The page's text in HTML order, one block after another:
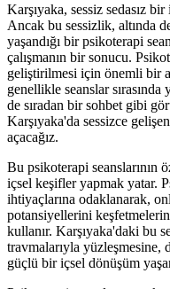
Karşıyaka, sessiz sedasız
Ancak bu sessizlik, altında
yaşandığı bir psikoterapi
çalışmanın bir sonucu.
geliştirilmesi için önemli bir
genellikle seanslar sırasında
de sıradan bir sohbet gibi
Karşıyaka'da sessizce
açacağız.
Bu psikoterapi seanslarının
içsel keşifler yapmak yatar.
ihtiyaçlarına odaklanarak,
potansiyellerini
kullanır. Karşıyaka'daki bu
travmalarıyla yüzleşmesine,
güçlü bir içsel dönüşüm